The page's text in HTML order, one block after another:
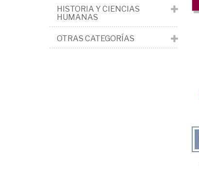
HISTORIA Y CIENCIAS
HUMANAS
OTRAS CATEGORÍAS